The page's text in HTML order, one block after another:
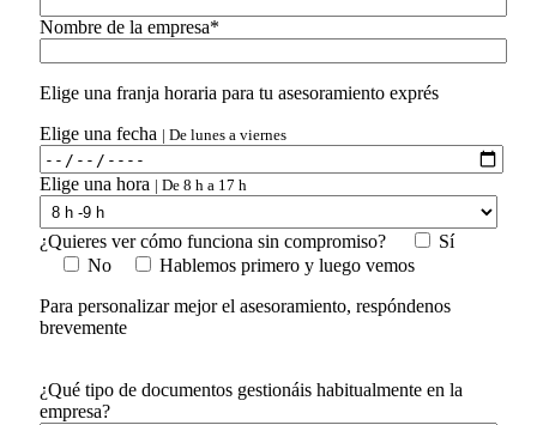
Nombre de la empresa*
Elige una franja horaria para tu asesoramiento exprés
Elige una fecha | De lunes a viernes
Elige una hora | De 8 h a 17 h
¿Quieres ver cómo funciona sin compromiso?
Sí
No
Hablemos primero y luego vemos
Para personalizar mejor el asesoramiento, respóndenos
brevemente
¿Qué tipo de documentos gestionáis habitualmente en la
empresa?